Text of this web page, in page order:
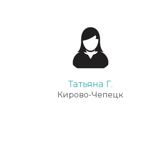
Татьяна Г.
Кирово-Чепецк